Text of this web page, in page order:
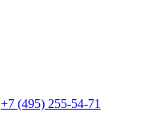
+7 (495) 255-54-71